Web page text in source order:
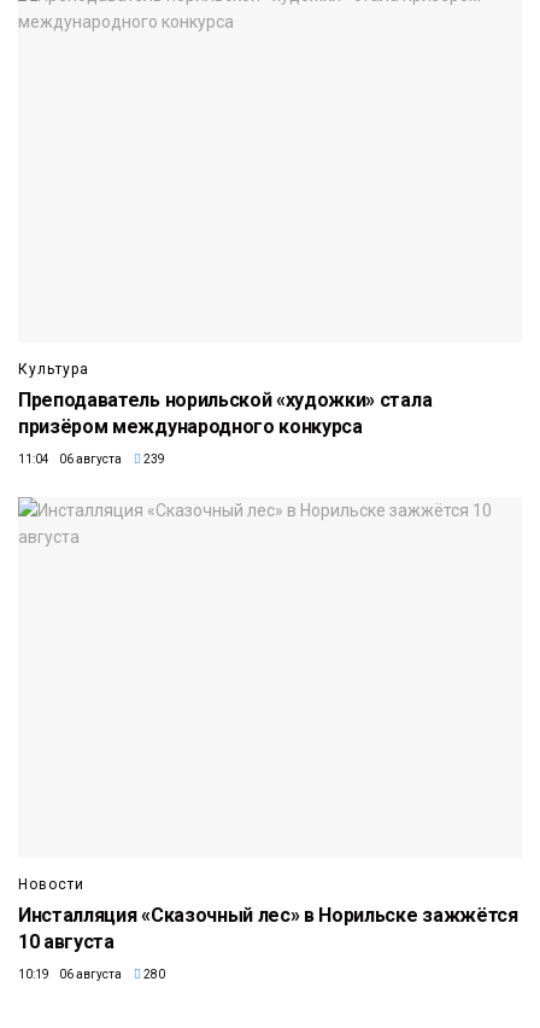
Культура
Преподаватель норильской «художки» стала
призёром международного конкурса
11:04 06 августа 239
Новости
Инсталляция «Сказочный лес» в Норильске зажжётся
10 августа
10:19 06 августа 280